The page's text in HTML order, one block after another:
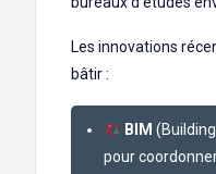
Les innovations
bâtir :
BIM
pour